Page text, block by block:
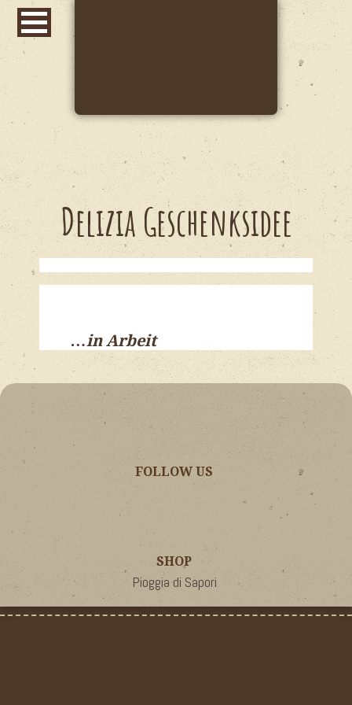
Delizia Geschenksidee
…in Arbeit
FOLLOW US
SHOP
Pioggia di Sapori